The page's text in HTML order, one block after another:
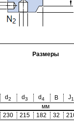
Размеры
d2 d3 d4 B J1
мм
230 215 182 32